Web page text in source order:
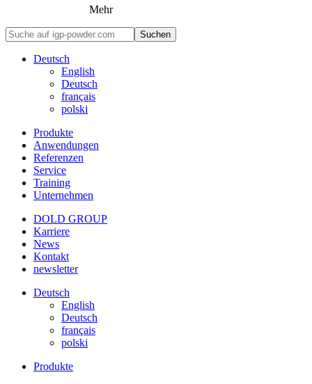
Mehr
Suchen
Deutsch
English
Deutsch
français
polski
Produkte
Anwendungen
Referenzen
Service
Training
Unternehmen
DOLD GROUP
Karriere
News
Kontakt
newsletter
Deutsch
English
Deutsch
français
polski
Produkte